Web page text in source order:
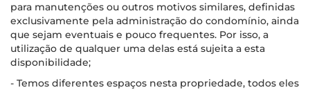
para manutenções ou outros motivos similares, definidas
exclusivamente pela administração do condomínio, ainda
que sejam eventuais e pouco frequentes. Por isso, a
utilização de qualquer uma delas está sujeita a esta
disponibilidade;
- Temos diferentes espaços nesta propriedade, todos eles